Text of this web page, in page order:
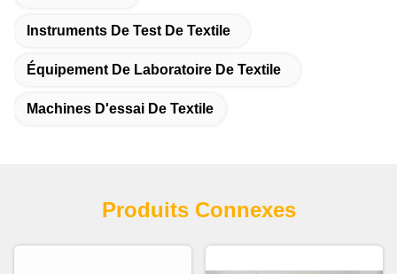
Instruments De Test De Textile
Équipement De Laboratoire De Textile
Machines D'essai De Textile
Produits Connexes